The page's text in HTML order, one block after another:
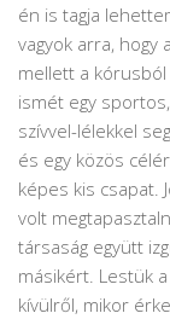
én is tagja
vagyok arra, hogy
mellett a
ismét egy
szívvel-lélekkel
és egy közös
képes kis csapat.
volt
társaság együtt
másikért. Lestük
kívülről, mikor